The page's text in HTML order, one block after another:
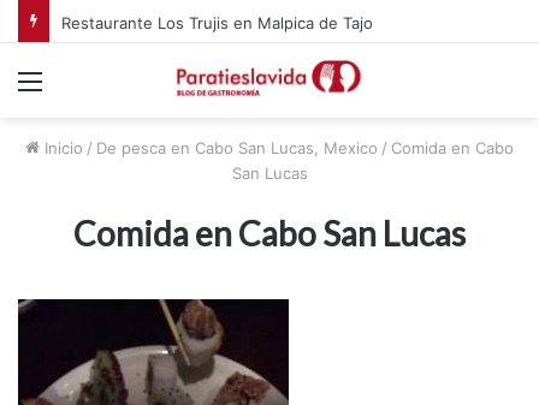
Restaurante Los Trujis en Malpica de Tajo
Inicio / De pesca en Cabo San Lucas, Mexico / Comida en Cabo
San Lucas
Comida en Cabo San Lucas